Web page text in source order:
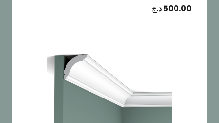
500.00د.ج